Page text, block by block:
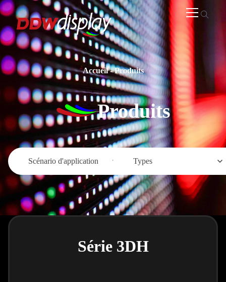
Accueil-Produits
Produits
Scénario d'application Types
Série 3DH